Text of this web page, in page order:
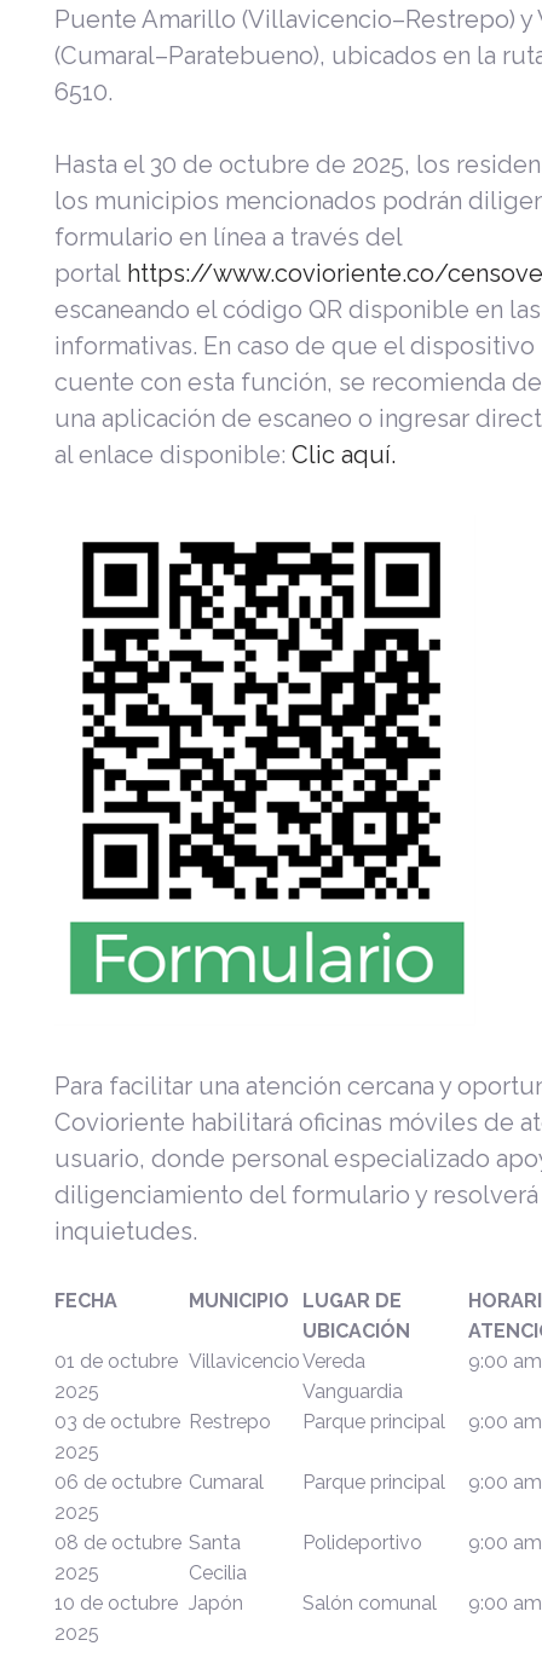
Puente Amarillo (Villavicencio–Restrepo) y
(Cumaral–Paratebueno), ubicados en la
6510.
Hasta el 30 de octubre de 2025, los
los municipios mencionados podrán
formulario en línea a través del
portal https://www.covioriente.co/
escaneando el código QR disponible en
informativas. En caso de que el dispositivo
cuente con esta función, se recomienda
una aplicación de escaneo o ingresar
al enlace disponible: Clic aquí.
Para facilitar una atención cercana y
Covioriente habilitará oficinas móviles de
usuario, donde personal especializado
diligenciamiento del formulario y resolverá
inquietudes.
FECHA MUNICIPIO
LUGAR DE
UBICACIÓN
01 de octubre
2025
VillavicencioVereda
Vanguardia
9:00
03 de octubre
2025
Restrepo Parque principal 9:00
06 de octubre
2025
Cumaral Parque principal 9:00
08 de octubre
2025
Santa
Cecilia
Polideportivo 9:00
10 de octubre
2025
Japón Salón comunal 9:00